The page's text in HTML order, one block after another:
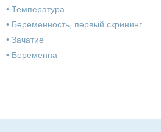
• Температура
• Беременность, первый скрининг
• Зачатие
• Беременна